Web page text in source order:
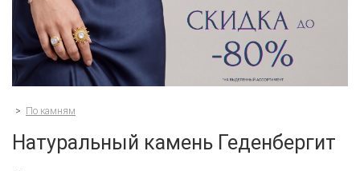
> По камням
Натуральный камень Геденбергит